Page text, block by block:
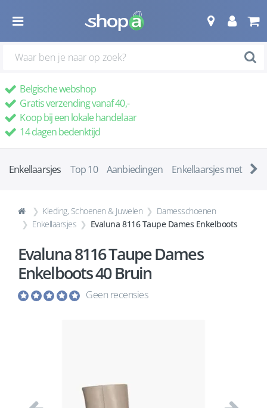
Belgische webshop
Gratis verzending vanaf 40,-
Koop bij een lokale handelaar
14 dagen bedenktijd
Enkellaarsjes Top 10 Aanbiedingen Enkellaarsjes met ha
Kleding, Schoenen & Juwelen
Damesschoenen
Enkellaarsjes
Evaluna 8116 Taupe Dames Enkelboots
Evaluna 8116 Taupe Dames
Enkelboots 40 Bruin
Geen recensies